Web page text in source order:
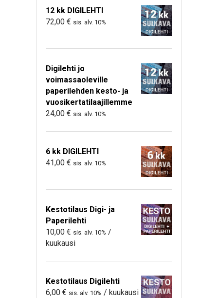
12 kk DIGILEHTI
72,00 € sis. alv. 10%
Digilehti jo
voimassaoleville
paperilehden kesto- ja
vuosikertatilaajillemme
24,00 € sis. alv. 10%
6 kk DIGILEHTI
41,00 € sis. alv. 10%
Kestotilaus Digi- ja
Paperilehti
10,00 € sis. alv. 10% /
kuukausi
Kestotilaus Digilehti
6,00 € sis. alv. 10% / kuukausi